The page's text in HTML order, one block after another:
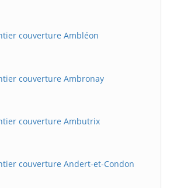
couverture Ambléon
couverture Ambronay
couverture Ambutrix
couverture Andert-et-Condon